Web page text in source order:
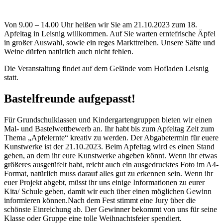
Von 9.00 – 14.00 Uhr heißen wir Sie am 21.10.2023 zum 18.
Apfeltag in Leisnig willkommen. Auf Sie warten erntefrische Äpfel
in großer Auswahl, sowie ein reges Markttreiben. Unsere Säfte und
Weine dürfen natürlich auch nicht fehlen.
Die Veranstaltung findet auf dem Gelände vom Hofladen Leisnig
statt.
Bastelfreunde aufgepasst!
Für Grundschulklassen und Kindergartengruppen bieten wir einen
Mal- und Bastelwettbewerb an. Ihr habt bis zum Apfeltag Zeit zum
Thema „Apfelernte“ kreativ zu werden. Der Abgabetermin für euere
Kunstwerke ist der 21.10.2023. Beim Apfeltag wird es einen Stand
geben, an dem ihr eure Kunstwerke abgeben könnt. Wenn ihr etwas
größeres ausgetüfelt habt, reicht auch ein ausgedrucktes Foto im A4-
Format, natürlich muss darauf alles gut zu erkennen sein. Wenn ihr
euer Projekt abgebt, müsst ihr uns einige Informationen zu eurer
Kita/ Schule geben, damit wir euch über einen möglichen Gewinn
informieren können.Nach dem Fest stimmt eine Jury über die
schönste Einreichung ab. Der Gewinner bekommt von uns für seine
Klasse oder Gruppe eine tolle Weihnachtsfeier spendiert.